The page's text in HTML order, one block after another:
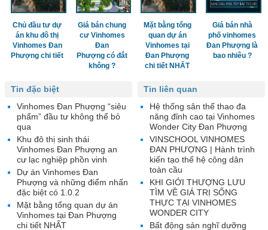
Chủ đầu tư dự
án khu đô thị
Vinhomes Đan
Phượng chi tiết
Giá bán chung
cư Vinhomes
Đan
Phượng có đắt
không ?
Mặt bằng tổng
quan dự án
Vinhomes tại
Đan Phượng
chi tiết NHẤT
Giá bán nhà
phố vinhomes
Đan Phượng là
bao nhiêu ?
Tin liên quan
Hệ thống sân thể thao đa
năng đỉnh cao tại Vinhomes
Wonder City Đan Phượng
VINSCHOOL VINHOMES
ĐAN PHƯỢNG | Hành trình
kiến tạo thế hệ công dân
toàn cầu
KHI GIỚI THƯỢNG LƯU
TÌM VỀ GIÁ TRỊ SỐNG
THỰC TẠI VINHOMES
WONDER CITY
Bất động sản nghĩ dưỡng
Tin đặc biệt
Vinhomes Đan Phượng “siêu
phẩm” đầu tư không thể bỏ
qua
Khu đô thị sinh thái
Vinhomes Đan Phượng an
cư lạc nghiệp phồn vinh
Dự án Vinhomes Đan
Phượng và những điểm nhấn
đặc biệt có 1.0.2
Mặt bằng tổng quan dự án
Vinhomes tại Đan Phượng
chi tiết NHẤT